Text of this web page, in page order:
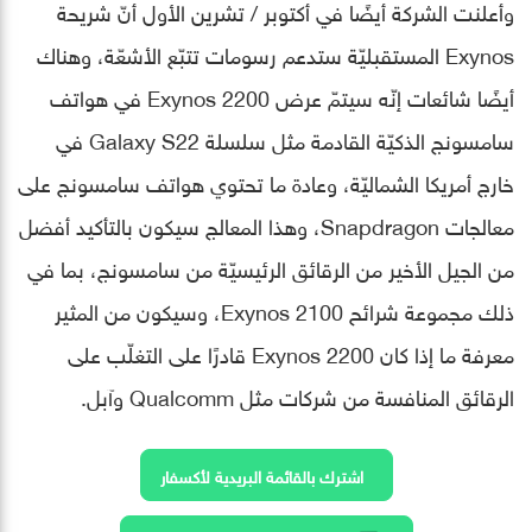
وأعلنت الشركة أيضًا في أكتوبر / تشرين الأول أنّ شريحة
Exynos المستقبليّة ستدعم رسومات تتبّع الأشعّة، وهناك
أيضًا شائعات إنّه سيتمّ عرض Exynos 2200 في هواتف
سامسونج الذكيّة القادمة مثل سلسلة Galaxy S22 في
خارج أمريكا الشماليّة، وعادة ما تحتوي هواتف سامسونج على
معالجات Snapdragon، وهذا المعالج سيكون بالتأكيد أفضل
من الجيل الأخير من الرقائق الرئيسيّة من سامسونج، بما في
ذلك مجموعة شرائح Exynos 2100، وسيكون من المثير
معرفة ما إذا كان Exynos 2200 قادرًا على التغلّب على
الرقائق المنافسة من شركات مثل Qualcomm وآبل.
اشترك بالقائمة البريدية لأكسفار